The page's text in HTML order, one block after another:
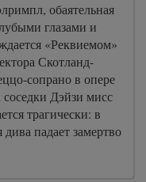
обаятельная
глазами и
«Реквиемом»
Скотланд-
сопрано в опере
соседки Дэйзи мисс
трагически: в
падает замертво